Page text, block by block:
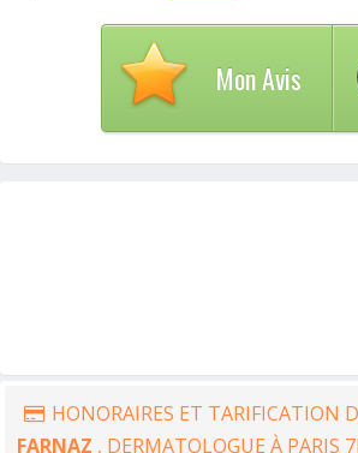
Mon Avis
HONORAIRES ET TARIFICATION
FARNAZ , DERMATOLOGUE À PARIS